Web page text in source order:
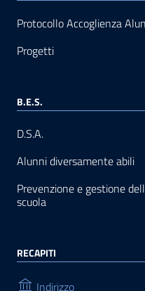
Protocollo Accoglienza
Progetti
B.E.S.
D.S.A.
Alunni diversamente abili
Prevenzione e gestione
scuola
RECAPITI
Indirizzo